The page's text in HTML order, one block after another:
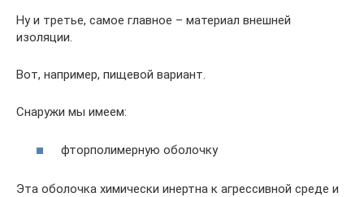
Ну и третье, самое главное – материал внешней
изоляции.
Вот, например, пищевой вариант.
Снаружи мы имеем:
фторполимерную оболочку
Эта оболочка химически инертна к агрессивной среде и